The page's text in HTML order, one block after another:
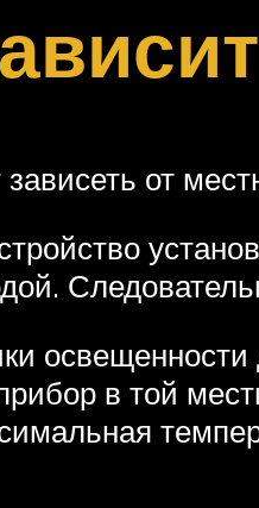
от
в той